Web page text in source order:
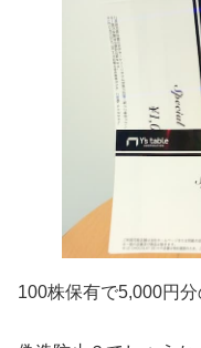
100株保有で5,000円分